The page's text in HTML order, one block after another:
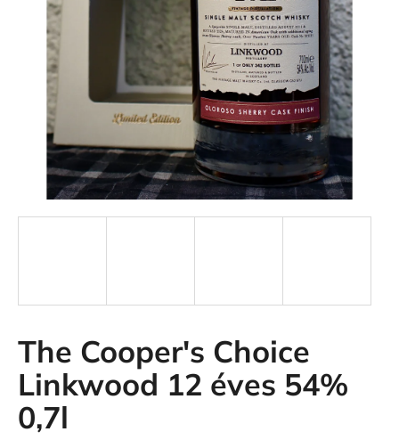
The Cooper's Choice
Linkwood 12 éves 54%
0,7l